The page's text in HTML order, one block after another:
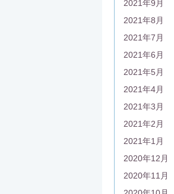
2021年9月
2021年8月
2021年7月
2021年6月
2021年5月
2021年4月
2021年3月
2021年2月
2021年1月
2020年12月
2020年11月